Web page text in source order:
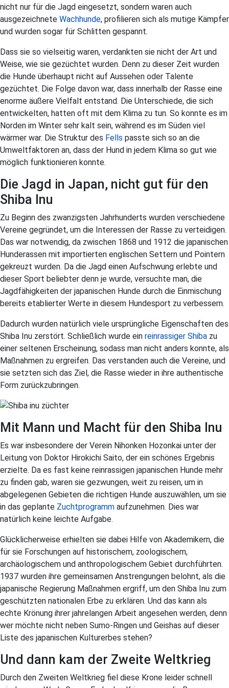
nicht nur für die Jagd eingesetzt, sondern waren auch
ausgezeichnete Wachhunde, profilieren sich als mutige Kämpfer
und wurden sogar für Schlitten gespannt.
Dass sie so vielseitig waren, verdankten sie nicht der Art und
Weise, wie sie gezüchtet wurden. Denn zu dieser Zeit wurden
die Hunde überhaupt nicht auf Aussehen oder Talente
gezüchtet. Die Folge davon war, dass innerhalb der Rasse eine
enorme äußere Vielfalt entstand. Die Unterschiede, die sich
entwickelten, hatten oft mit dem Klima zu tun. So konnte es im
Norden im Winter sehr kalt sein, während es im Süden viel
wärmer war. Die Struktur des Fells passte sich so an die
Umweltfaktoren an, dass der Hund in jedem Klima so gut wie
möglich funktionieren konnte.
Die Jagd in Japan, nicht gut für den
Shiba Inu
Zu Beginn des zwanzigsten Jahrhunderts wurden verschiedene
Vereine gegründet, um die Interessen der Rasse zu verteidigen.
Das war notwendig, da zwischen 1868 und 1912 die japanischen
Hunderassen mit importierten englischen Settern und Pointern
gekreuzt wurden. Da die Jagd einen Aufschwung erlebte und
dieser Sport beliebter denn je wurde, versuchte man, die
Jagdfähigkeiten der japanischen Hunde durch die Einmischung
bereits etablierter Werte in diesem Hundesport zu verbessern.
Dadurch wurden natürlich viele ursprüngliche Eigenschaften des
Shiba Inu zerstört. Schließlich wurde ein reinrassiger Shiba zu
einer seltenen Erscheinung, sodass man nicht anders konnte, als
Maßnahmen zu ergreifen. Das verstanden auch die Vereine, und
sie setzten sich das Ziel, die Rasse wieder in ihre authentische
Form zurückzubringen.
Mit Mann und Macht für den Shiba Inu
Es war insbesondere der Verein Nihonken Hozonkai unter der
Leitung von Doktor Hirokichi Saito, der ein schönes Ergebnis
erzielte. Da es fast keine reinrassigen japanischen Hunde mehr
zu finden gab, waren sie gezwungen, weit zu reisen, um in
abgelegenen Gebieten die richtigen Hunde auszuwählen, um sie
in das geplante Zuchtprogramm aufzunehmen. Dies war
natürlich keine leichte Aufgabe.
Glücklicherweise erhielten sie dabei Hilfe von Akademikern, die
für sie Forschungen auf historischem, zoologischem,
archäologischem und anthropologischem Gebiet durchführten.
1937 wurden ihre gemeinsamen Anstrengungen belohnt, als die
japanische Regierung Maßnahmen ergriff, um den Shiba Inu zum
geschützten nationalen Erbe zu erklären. Und das kann als
echte Krönung ihrer jahrelangen Arbeit angesehen werden, denn
wer möchte nicht neben Sumo-Ringen und Geishas auf dieser
Liste des japanischen Kulturerbes stehen?
Und dann kam der Zweite Weltkrieg
Durch den Zweiten Weltkrieg fiel diese Krone leider schnell